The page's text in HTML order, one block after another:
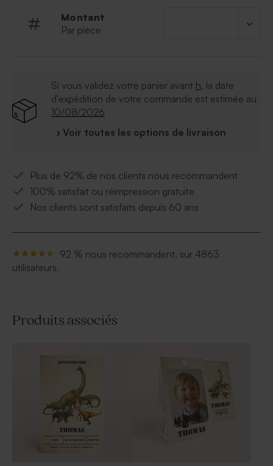
Montant
Par pièce
Si vous validez votre panier avant h, la date
d'expédition de votre commande est estimée au
10/08/2026
› Voir toutes les options de livraison
Plus de 92% de nos clients nous recommandent
100% satisfait ou réimpression gratuite
Nos clients sont satisfaits depuis 60 ans
92 % nous recommandent, sur 4863
utilisateurs.
Produits associés